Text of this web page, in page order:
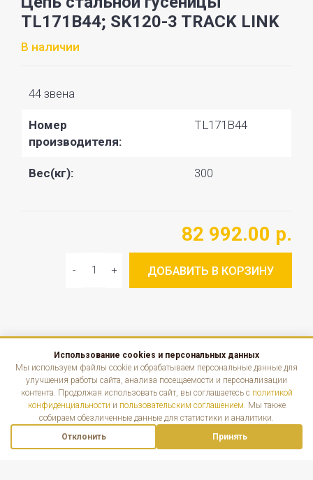
TL171B44; SK120-3 TRACK LINK
В наличии
44 звена
Номер
производителя:
TL171B44
Вес(кг): 300
82 992.00 р.
ДОБАВИТЬ В КОРЗИНУ
КАТАЛОГ
ИНФОРМАЦИЯ
КОНТАКТЫ
Использование cookies и персональных данных
Мы используем файлы cookie и обрабатываем персональные данные для
улучшения работы сайта, анализа посещаемости и персонализации
контента. Продолжая использовать сайт, вы соглашаетесь с политикой
конфиденциальности и пользовательским соглашением. Мы также
собираем обезличенные данные для статистики и аналитики.
Отклонить
Принять